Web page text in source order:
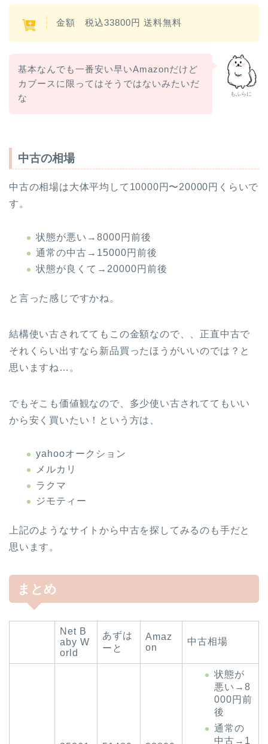
金額 税込33800円 送料無料
もふらに
基本なんでも一番安い早いAmazonだけど
カブースに限ってはそうではないみたいだ
な
中古の相場
中古の相場は大体平均して10000円〜20000円くらいで
す。
状態が悪い→8000円前後
通常の中古→15000円前後
状態が良くて→20000円前後
と言った感じですかね。
結構使い古されててもこの金額なので、、正直中古で
それくらい出すなら新品買ったほうがいいのでは？と
思いますね…。
でもそこも価値観なので、多少使い古されててもいい
から安く買いたい！という方は、
yahooオークション
メルカリ
ラクマ
ジモティー
上記のようなサイトから中古を探してみるのも手だと
思います。
まとめ
Net B
aby W
orld
あずは
ーと
Amaz
on
中古相場
状態が
悪い→8
000円前
後
通常の
中古→1